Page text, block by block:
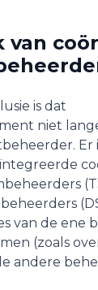
van
is dat
niet
Er
van de ene
(zoals
andere